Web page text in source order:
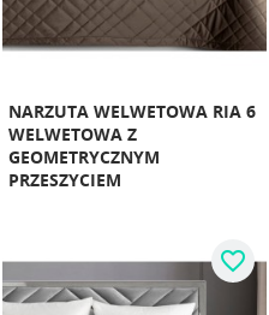
NARZUTA WELWETOWA RIA 6
WELWETOWA Z
GEOMETRYCZNYM
PRZESZYCIEM
favorite_border